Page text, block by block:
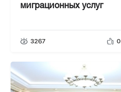
миграционных услуг
3267 0